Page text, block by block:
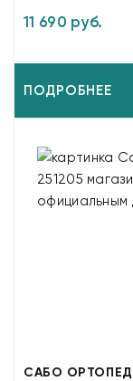
11 690 руб.
ПОДРОБНЕЕ
САБО